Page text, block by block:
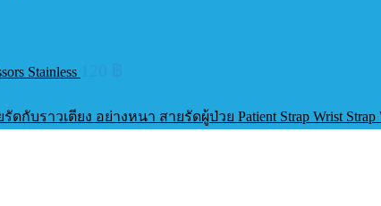
Stainless
าวเตียง อย่างหนา สายรัดผู้ป่วย Patient Strap Wrist Strap